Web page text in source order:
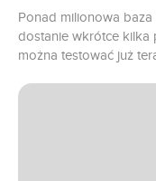
Ponad milionowa
dostanie wkrótce kilka
można testować już